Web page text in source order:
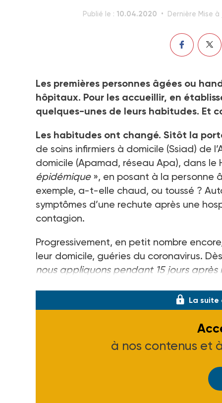
Publié le : 10.04.2020 Dernière Mise
Les premières personnes âgées ou
hôpitaux. Pour les accueillir, en
quelques-unes de leurs habitudes. Et
Les habitudes ont changé. Sitôt la
de soins infirmiers à domicile (Ssiad) de
domicile (Apamad, réseau Apa), dans
épidémique», en posant à la personne
exemple, a-t-elle chaud, ou toussé ?
symptômes d’une rechute après une
contagion.
Progressivement, en petit nombre
leur domicile, guéries du coronavirus.
nous appliquons pendant 15 jours
La suite
à nos contenus et